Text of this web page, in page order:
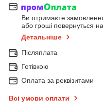
Ви отримаєте
або гроші повернуться
Детальніше
Післяплата
Готівкою
Оплата за реквізитами
Всі умови оплати